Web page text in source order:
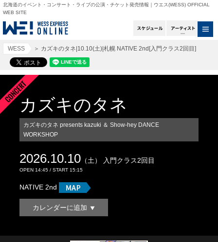
北海道のイベント・コンサート・ライブの公演・チケット発売情報｜ウエス(WESS) OFFICIAL
WEB SITE
スケジュールアー
WESS ＞ カズキのタネ|10.10(土)|札幌 NATIVE 2nd[入門クラス2回目]
カズキのタネ
カズキのタネ presents kazuki ＆ Show-hey DANCE
WORKSHOP
2026.10.10 （土） 入門クラス2回目
OPEN 14:45 / START 15:15
NATIVE 2nd
カレンダーに追加